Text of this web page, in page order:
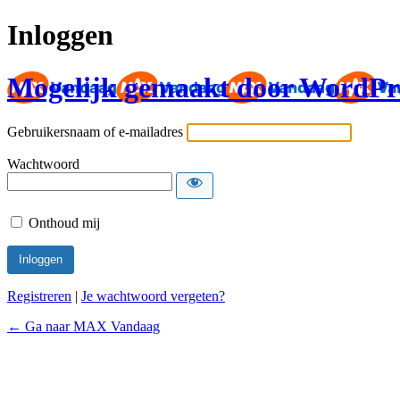
Inloggen
Mogelijk gemaakt door
Gebruikersnaam of e-mailadres
Wachtwoord
Onthoud mij
Registreren | Je wachtwoord vergeten?
← Ga naar MAX Vandaag